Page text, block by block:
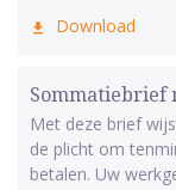
Download
Sommatiebrief
Met deze brief
de plicht om
betalen. Uw